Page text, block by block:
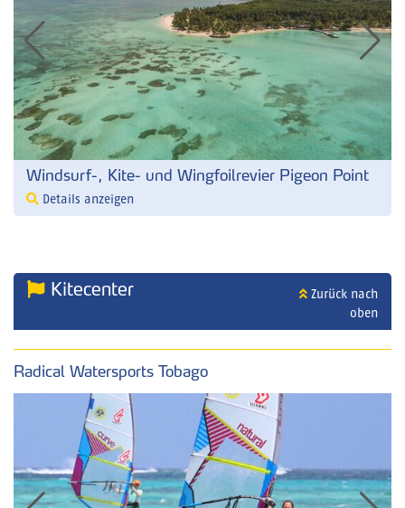
Windsurf-, Kite- und Wingfoilrevier Pigeon Point
Details anzeigen
Kitecenter
Zurück nach
oben
Radical Watersports Tobago